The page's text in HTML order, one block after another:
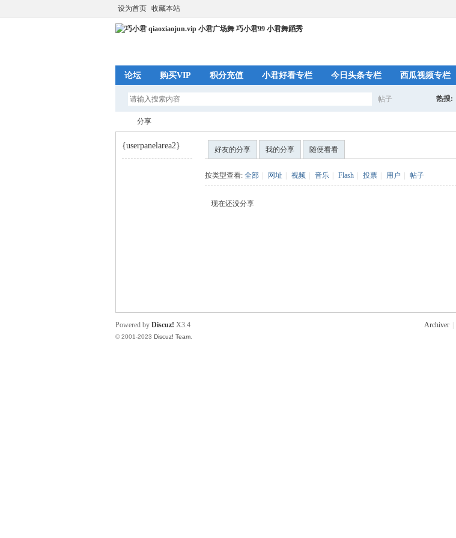
设为首页 收藏本站
论坛 购买VIP 积分充值 小君好看专栏 今日头条专栏 西瓜视频专栏
帖子 热搜:
分享
{userpanelarea2} 好友的分享 我的分享 随便看看
按类型查看: 全部 网址 视频 音乐 Flash 投票 用户 帖子
现在还没分享
Archiver
Powered by Discuz! X3.4
© 2001-2023 Discuz! Team